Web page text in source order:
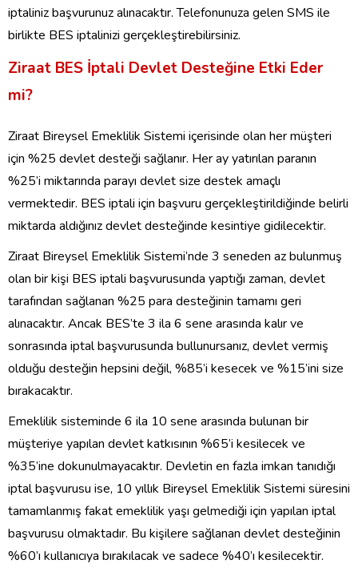
iptaliniz başvurunuz alınacaktır. Telefonunuza gelen SMS ile
birlikte BES iptalinizi gerçekleştirebilirsiniz.
Ziraat BES İptali Devlet Desteğine Etki Eder
mi?
Ziraat Bireysel Emeklilik Sistemi içerisinde olan her müşteri
için %25 devlet desteği sağlanır. Her ay yatırılan paranın
%25’i miktarında parayı devlet size destek amaçlı
vermektedir. BES iptali için başvuru gerçekleştirildiğinde belirli
miktarda aldığınız devlet desteğinde kesintiye gidilecektir.
Ziraat Bireysel Emeklilik Sistemi’nde 3 seneden az bulunmuş
olan bir kişi BES iptali başvurusunda yaptığı zaman, devlet
tarafından sağlanan %25 para desteğinin tamamı geri
alınacaktır. Ancak BES’te 3 ila 6 sene arasında kalır ve
sonrasında iptal başvurusunda bullunursanız, devlet vermiş
olduğu desteğin hepsini değil, %85’i kesecek ve %15’ini size
bırakacaktır.
Emeklilik sisteminde 6 ila 10 sene arasında bulunan bir
müşteriye yapılan devlet katkısının %65’i kesilecek ve
%35’ine dokunulmayacaktır. Devletin en fazla imkan tanıdığı
iptal başvurusu ise, 10 yıllık Bireysel Emeklilik Sistemi süresini
tamamlanmış fakat emeklilik yaşı gelmediği için yapılan iptal
başvurusu olmaktadır. Bu kişilere sağlanan devlet desteğinin
%60’ı kullanıcıya bırakılacak ve sadece %40’ı kesilecektir.